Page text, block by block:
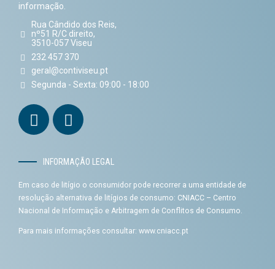
informação.
Rua Cândido dos Reis,
nº51 R/C direito,
3510-057 Viseu
232 457 370
geral@contiviseu.pt
Segunda - Sexta: 09:00 - 18:00
INFORMAÇÃO LEGAL
Em caso de litígio o consumidor pode recorrer a uma entidade de
resolução alternativa de litígios de consumo: CNIACC – Centro
Nacional de Informação e Arbitragem de Conflitos de Consumo.
Para mais informações consultar: www.cniacc.pt